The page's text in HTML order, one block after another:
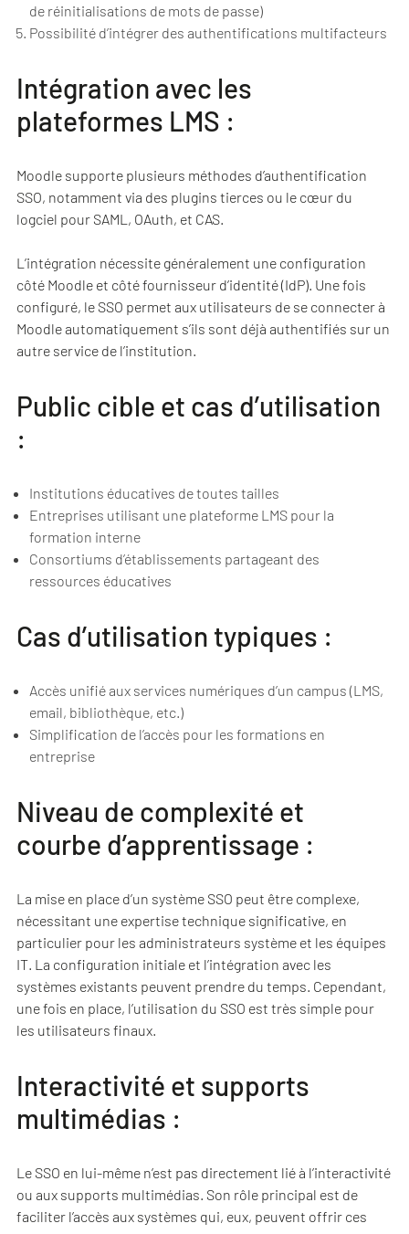
de réinitialisations de mots de passe)
Possibilité d’intégrer des authentifications multifacteurs
Intégration avec les
plateformes LMS :
Moodle supporte plusieurs méthodes d’authentification
SSO, notamment via des plugins tierces ou le cœur du
logciel pour SAML, OAuth, et CAS.
L’intégration nécessite généralement une configuration
côté Moodle et côté fournisseur d’identité (IdP). Une fois
configuré, le SSO permet aux utilisateurs de se connecter à
Moodle automatiquement s’ils sont déjà authentifiés sur un
autre service de l’institution.
Public cible et cas d’utilisation
:
Institutions éducatives de toutes tailles
Entreprises utilisant une plateforme LMS pour la
formation interne
Consortiums d’établissements partageant des
ressources éducatives
Cas d’utilisation typiques :
Accès unifié aux services numériques d’un campus (LMS,
email, bibliothèque, etc.)
Simplification de l’accès pour les formations en
entreprise
Niveau de complexité et
courbe d’apprentissage :
La mise en place d’un système SSO peut être complexe,
nécessitant une expertise technique significative, en
particulier pour les administrateurs système et les équipes
IT. La configuration initiale et l’intégration avec les
systèmes existants peuvent prendre du temps. Cependant,
une fois en place, l’utilisation du SSO est très simple pour
les utilisateurs finaux.
Interactivité et supports
multimédias :
Le SSO en lui-même n’est pas directement lié à l’interactivité
ou aux supports multimédias. Son rôle principal est de
faciliter l’accès aux systèmes qui, eux, peuvent offrir ces